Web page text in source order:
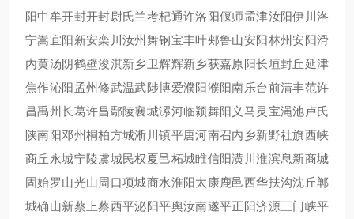
阳中牟开封开封尉氏兰考杞通许洛阳偃师孟津汝阳伊川洛
宁嵩宜阳新安栾川汝州舞钢宝丰叶郏鲁山安阳林州安阳滑
内黄汤阴鹤壁浚淇新乡卫辉辉新乡获嘉原阳长垣封丘延津
焦作沁阳孟州修武温武陟博爱濮阳濮阳南乐台前清丰范许
昌禹州长葛许昌鄢陵襄城漯河临颍舞阳义马灵宝渑池卢氏
陕南阳邓州桐柏方城淅川镇平唐河南召内乡新野社旗西峡
商丘永城宁陵虞城民权夏邑柘城睢信阳潢川淮滨息新商城
固始罗山光山周口项城商水淮阳太康鹿邑西华扶沟沈丘郸
城确山新蔡上蔡西平泌阳平舆汝南遂平正阳济源三门峡平